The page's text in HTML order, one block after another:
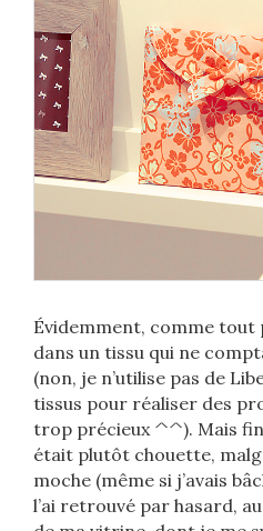
Évidemment, comme
dans un tissu qui ne
(non, je n’utilise pas de
tissus pour réaliser des
trop précieux ^^). Mais
était plutôt chouette,
moche (même si j’avais
l’ai retrouvé par hasard,